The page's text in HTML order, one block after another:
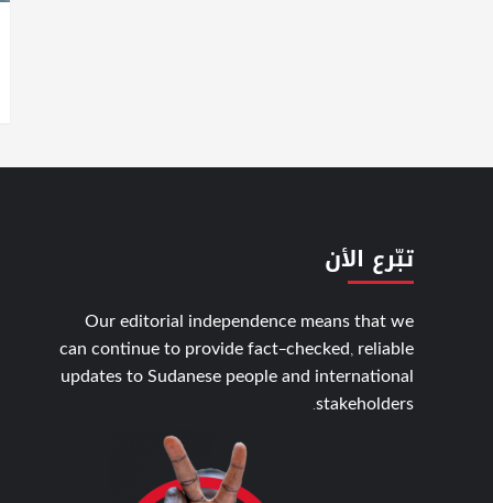
تبّرع الأن
Our editorial independence means that we
can continue to provide fact-checked, reliable
updates to Sudanese people and international
stakeholders.